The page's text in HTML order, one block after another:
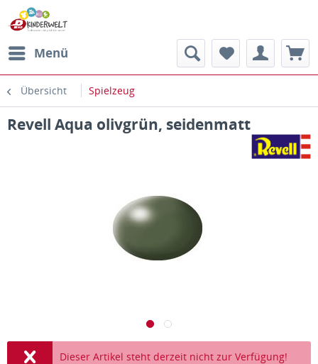
Menü
Übersicht Spielzeug
Revell Aqua olivgrün, seidenmatt
Dieser Artikel steht derzeit nicht zur Verfügung!